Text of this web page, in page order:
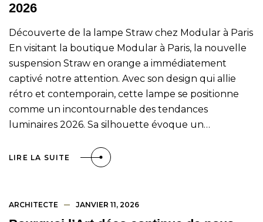
2026
Découverte de la lampe Straw chez Modular à Paris
En visitant la boutique Modular à Paris, la nouvelle
suspension Straw en orange a immédiatement
captivé notre attention. Avec son design qui allie
rétro et contemporain, cette lampe se positionne
comme un incontournable des tendances
luminaires 2026. Sa silhouette évoque un…
LIRE LA SUITE
ARCHITECTE JANVIER 11, 2026